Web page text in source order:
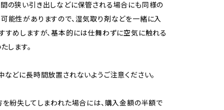
の狭い引き出しなどに保管される場合にも同様の
能性がありますので、湿気取り剤などを一緒に入
すめしますが、基本的には仕舞わずに空気に触れる
します。
などに長時間放置されないようご注意ください。
を紛失してしまわれた場合には、購入金額の半額で